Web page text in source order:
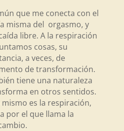
que me conecta con el
misma del orgasmo, y
libre. A la respiración
cosas, su
a veces, de
de transformación.
tiene una naturaleza
en otros sentidos.
es la respiración,
por el que llama la